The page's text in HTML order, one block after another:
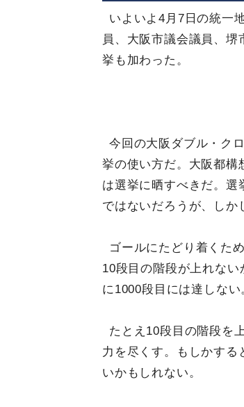
いよいよ4月7日の統一
員、大阪市議会議員、
挙も加わった。
今回の大阪ダブル・ク
挙の使い方だ。大阪都構
は選挙に晒すべきだ。選
ではないだろうが、しか
ゴールにたどり着くた
10段目の階段が上れな
に1000段目には達しない
たとえ10段目の階段を
力を尽くす。もしかする
いかもしれない。